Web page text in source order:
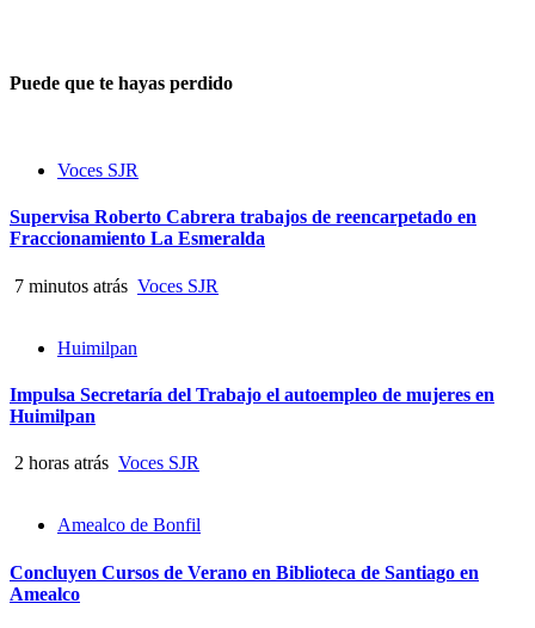
Puede que te hayas perdido
Voces SJR
Supervisa Roberto Cabrera trabajos de reencarpetado en
Fraccionamiento La Esmeralda
7 minutos atrás Voces SJR
Huimilpan
Impulsa Secretaría del Trabajo el autoempleo de mujeres en
Huimilpan
2 horas atrás Voces SJR
Amealco de Bonfil
Concluyen Cursos de Verano en Biblioteca de Santiago en
Amealco